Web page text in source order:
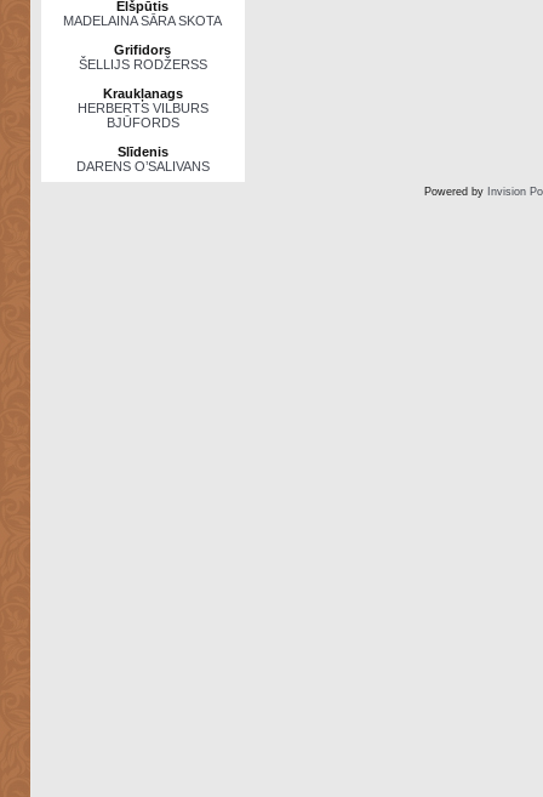
Elšpūtis
MADELAINA SĀRA SKOTA
Grifidors
ŠELLIJS RODŽERSS
Kraukļanags
HERBERTS VILBURS
BJŪFORDS
Slīdenis
DARENS O’SALIVANS
Powered by Invision